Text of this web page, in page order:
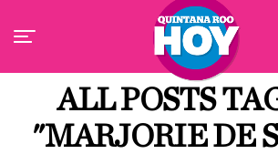
ALL POSTS
"MARJORIE DE